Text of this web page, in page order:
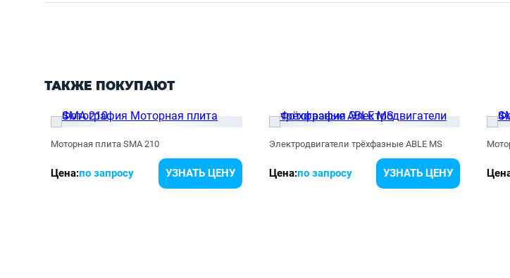
ТАКЖЕ ПОКУПАЮТ
Моторная плита SMA 210
Цена:по запросу УЗНАТЬ ЦЕНУ
Электродвигатели трёхфазные ABLE MS
Цена:по запросу УЗНАТЬ ЦЕНУ